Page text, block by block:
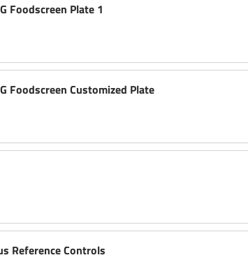
Foodscreen Plate 1
Foodscreen Customized Plate
Reference Controls